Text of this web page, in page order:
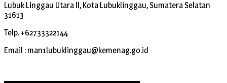
Lubuk Linggau Utara II, Kota Lubuklinggau, Sumatera Selatan
31613
Telp. +62733322144
Email : man1lubuklinggau@kemenag.go.id